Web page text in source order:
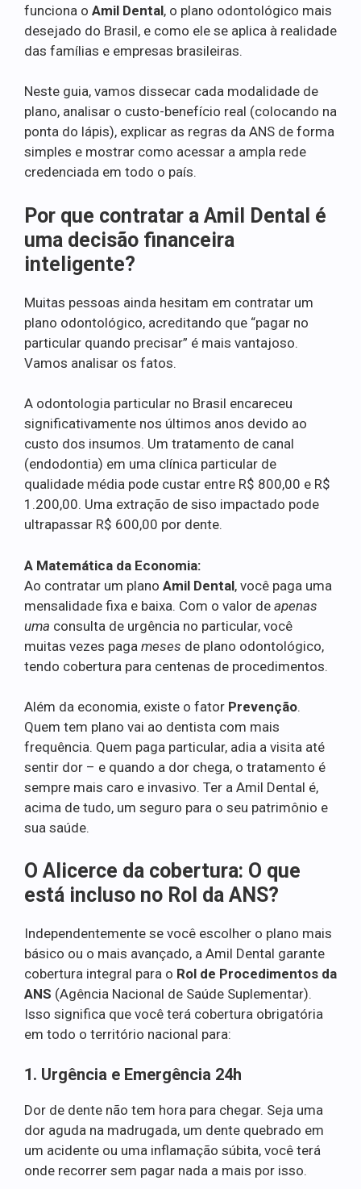
funciona o Amil Dental, o plano odontológico mais
desejado do Brasil, e como ele se aplica à realidade
das famílias e empresas brasileiras.
Neste guia, vamos dissecar cada modalidade de
plano, analisar o custo-benefício real (colocando na
ponta do lápis), explicar as regras da ANS de forma
simples e mostrar como acessar a ampla rede
credenciada em todo o país.
Por que contratar a Amil Dental é
uma decisão financeira
inteligente?
Muitas pessoas ainda hesitam em contratar um
plano odontológico, acreditando que “pagar no
particular quando precisar” é mais vantajoso.
Vamos analisar os fatos.
A odontologia particular no Brasil encareceu
significativamente nos últimos anos devido ao
custo dos insumos. Um tratamento de canal
(endodontia) em uma clínica particular de
qualidade média pode custar entre R$ 800,00 e R$
1.200,00. Uma extração de siso impactado pode
ultrapassar R$ 600,00 por dente.
A Matemática da Economia:
Ao contratar um plano Amil Dental, você paga uma
mensalidade fixa e baixa. Com o valor de apenas
uma consulta de urgência no particular, você
muitas vezes paga meses de plano odontológico,
tendo cobertura para centenas de procedimentos.
Além da economia, existe o fator Prevenção.
Quem tem plano vai ao dentista com mais
frequência. Quem paga particular, adia a visita até
sentir dor – e quando a dor chega, o tratamento é
sempre mais caro e invasivo. Ter a Amil Dental é,
acima de tudo, um seguro para o seu patrimônio e
sua saúde.
O Alicerce da cobertura: O que
está incluso no Rol da ANS?
Independentemente se você escolher o plano mais
básico ou o mais avançado, a Amil Dental garante
cobertura integral para o Rol de Procedimentos da
ANS (Agência Nacional de Saúde Suplementar).
Isso significa que você terá cobertura obrigatória
em todo o território nacional para:
1. Urgência e Emergência 24h
Dor de dente não tem hora para chegar. Seja uma
dor aguda na madrugada, um dente quebrado em
um acidente ou uma inflamação súbita, você terá
onde recorrer sem pagar nada a mais por isso.